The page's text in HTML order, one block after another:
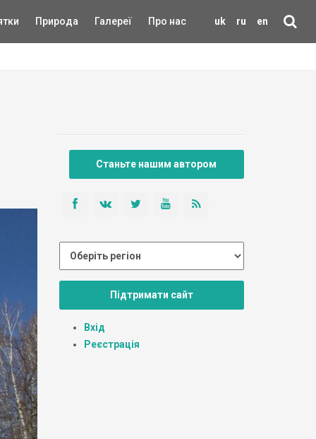
uk ru en
Природа Галереї Про нас
Станьте нашим автором
Підтримати сайт
Вхід
Реєстрація